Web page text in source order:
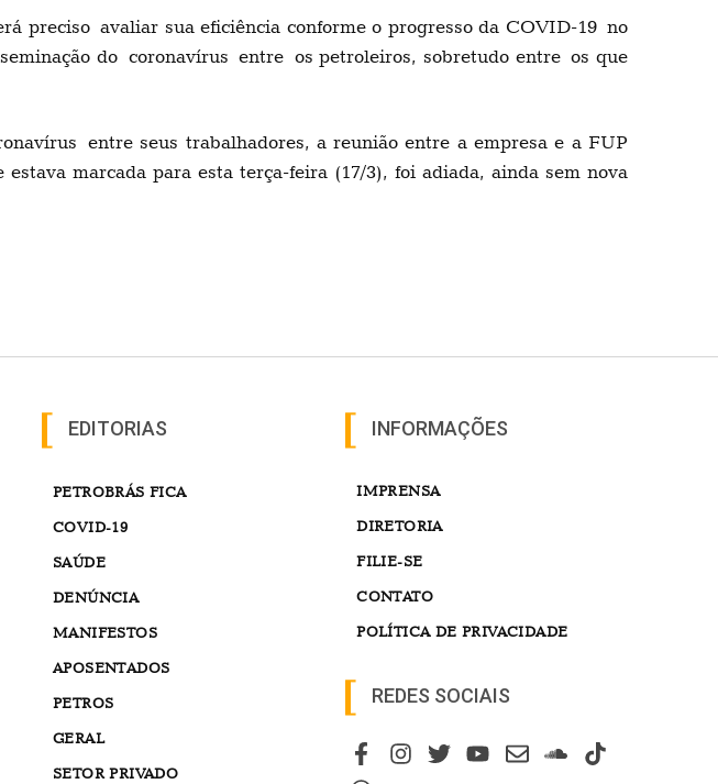
precisoavaliar sua eficiência conforme o progresso da COVID-19no
do coronavírus entre os petroleiros, sobretudo entreos que
entre seus trabalhadores, a reunião entre a empresa e a FUP
estava marcada para esta terça-feira (17/3), foi adiada, ainda sem nova
EDITORIAS
PETROBRÁS FICA
COVID-19
SAÚDE
DENÚNCIA
MANIFESTOS
APOSENTADOS
PETROS
GERAL
SETOR PRIVADO
INFORMAÇÕES
IMPRENSA
DIRETORIA
FILIE-SE
CONTATO
POLÍTICA DE PRIVACIDADE
REDES SOCIAIS